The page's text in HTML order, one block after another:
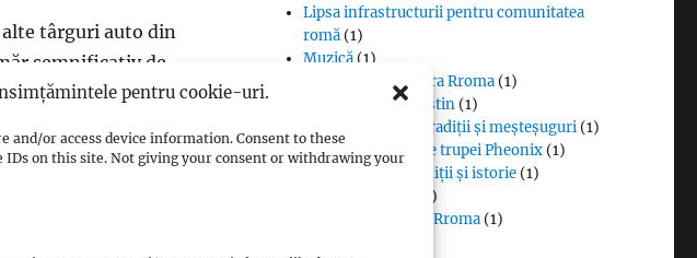
pentru cookie-uri.
and/or access device information. Consent to these
IDs on this site. Not giving your consent or withdrawing your
târguri auto din
semnificativ de
Poliției Române și,
să se fi vândut un
Lipsa infrastructurii pentru comunitatea
romă (1)
Muzică(1)
Proverbe din cultura Rroma (1)
Romii și cultul creștin (1)
Rromii căldărari: tradiții și meșteșuguri (1)
Rromii în melodiile trupei Pheonix (1)
Rromii slătari: tradiții și istorie (1)
(1)
Steagul oamenilor Rroma (1)